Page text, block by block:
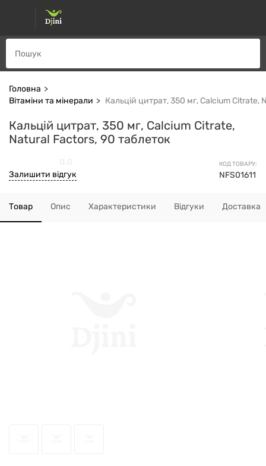
Головна
Вітаміни та мінерали
Кальцій цитрат, 350 мг, Calcium Citrate,
Кальцій цитрат, 350 мг, Calcium Citrate,
Natural Factors, 90 таблеток
КОД ТОВАРУ:
NFS01611
Залишити відгук
Товар Опис Характеристики Відгуки Доставка